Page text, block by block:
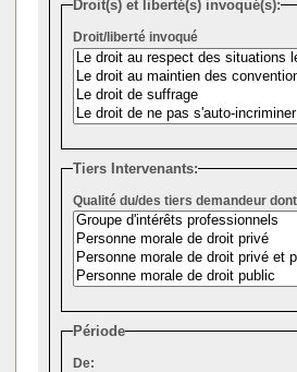
Droit(s) et liberté(s) invoqué(s):
Droit/liberté invoqué
Tiers Intervenants:
Qualité du/des tiers demandeur
Période
De: